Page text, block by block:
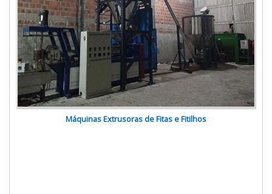
Máquinas Extrusoras de Fitas e Fitilhos